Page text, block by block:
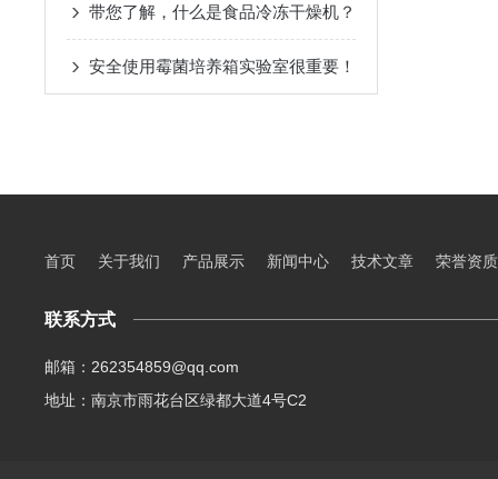
带您了解，什么是食品冷冻干燥机？
安全使用霉菌培养箱实验室很重要！
首页 关于我们 产品展示 新闻中心 技术文章 荣誉资质
联系方式
邮箱：262354859@qq.com
地址：南京市雨花台区绿都大道4号C2